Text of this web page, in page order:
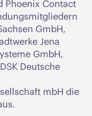
Phoenix Contact
GmbH,
Jena
GmbH,
Deutsche
mbH die